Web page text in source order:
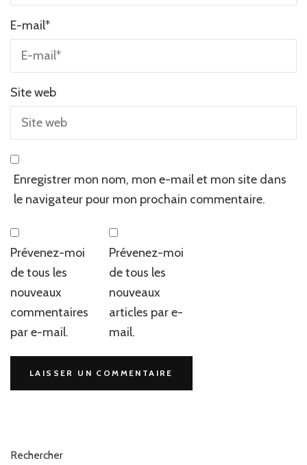
E-mail*
Site web
Enregistrer mon nom, mon e-mail et mon site dans
le navigateur pour mon prochain commentaire.
Prévenez-moi
de tous les
nouveaux
commentaires
par e-mail.
Prévenez-moi
de tous les
nouveaux
articles par e-
mail.
Rechercher